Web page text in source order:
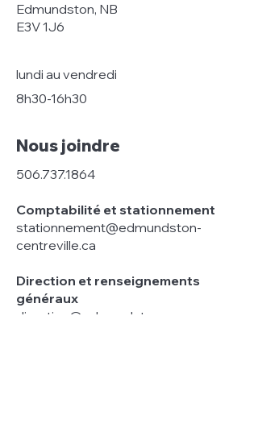
Edmundston, NB
E3V 1J6
lundi au vendredi
8h30-16h30
Nous joindre
506.737.1864
Comptabilité et stationnement
stationnement@edmundston-
centreville.ca
Direction et renseignements
généraux
direction@edmundston-